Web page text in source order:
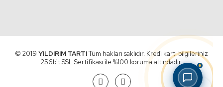
© 2019 YILDIRIM TARTITüm hakları saklıdır. Kredi kartı bilgileriniz
256bit SSL Sertifikası ile %100 koruma altındadır.